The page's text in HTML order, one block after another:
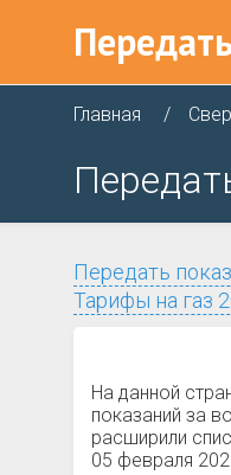
Главная
Передать
Тарифы на газ
На данной
показаний за
расширили
05 февраля